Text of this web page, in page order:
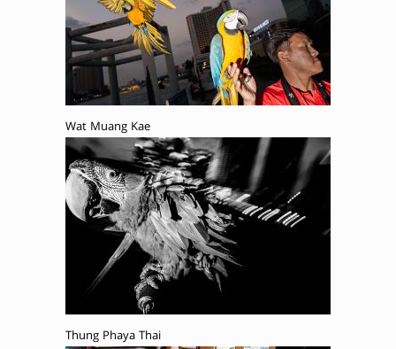
Wat Muang Kae
Thung Phaya Thai